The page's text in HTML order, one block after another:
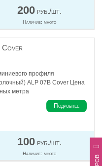
200руб./шт.
Наличие: много
Cover
профиля
ALP 07В Cover Цена
метра
Подробнее
100руб./шт.
Наличие: много